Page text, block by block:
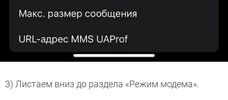
3) Листаем вниз до раздела «Режим модема».